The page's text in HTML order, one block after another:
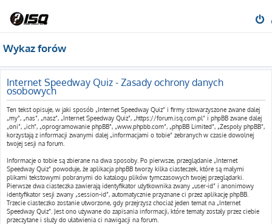
Wykaz forów
Internet Speedway Quiz - Zasady ochrony danych
osobowych
Ten tekst opisuje, w jaki sposób „Internet Speedway Quiz” i firmy stowarzyszone zwane dalej
„my”, „nas”, „nasz”, „Internet Speedway Quiz”, „https://forum.isq.com.pl” i phpBB zwane dalej
„oni”, „ich”, „oprogramowanie phpBB”, „www.phpbb.com”, „phpBB Limited”, „Zespoły phpBB”,
korzystają z informacji zwanymi dalej „informacjami o tobie” zebranych w czasie dowolnej
twojej sesji na forum.
Informacje o tobie są zbierane na dwa sposoby. Po pierwsze, przeglądanie „Internet
Speedway Quiz” powoduje, że aplikacja phpBB tworzy kilka ciasteczek, które są małymi
plikami tekstowymi pobranymi do katalogu plików tymczasowych twojej przeglądarki.
Pierwsze dwa ciasteczka zawierają identyfikator użytkownika zwany „user-id” i anonimowy
identyfikator sesji zwany „session-id”, automatycznie przyznane ci przez aplikację phpBB.
Trzecie ciasteczko zostanie utworzone, gdy przejrzysz chociaż jeden temat na „Internet
Speedway Quiz”. Jest ono używane do zapisania informacji, które tematy zostały przez ciebie
przeczytane i służy do ułatwienia ci nawigacji na forum.